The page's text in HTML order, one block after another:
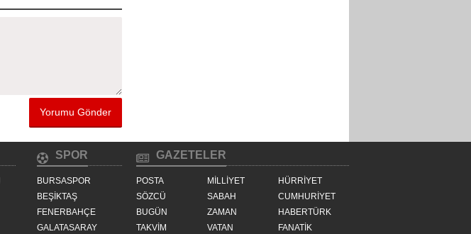
SPOR
BURSASPOR
BEŞİKTAŞ
FENERBAHÇE
GALATASARAY
GAZETELER
POSTA MİLLİYET
HÜRRİYET
SÖZCÜ
SABAH
CUMHURİYET
BUGÜN
ZAMAN
HABERTÜRK
TAKVİM
VATAN FANATİK